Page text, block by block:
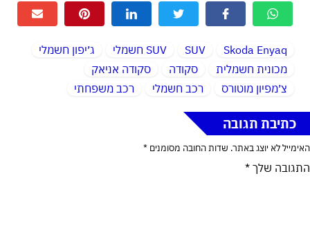
Skoda Enyaq
SUV SUV חשמלי
ג׳יפון חשמלי
מכונית חשמלית
סקודה
סקודה אניאק
צ׳מפיון מוטורס
רכב חשמלי רכב משפחתי
כתיבת תגובה
האימייל לא יוצג באתר. שדות החובה מסומנים *
התגובה שלך *